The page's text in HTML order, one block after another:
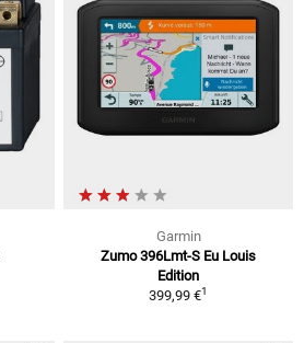
Garmin
Zumo 396Lmt-S Eu Louis
Edition
399,99 €1